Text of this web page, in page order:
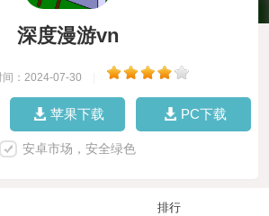
深度漫游vn
间：2024-07-30
苹果下载 PC下载
安卓市场，安全绿色
排行